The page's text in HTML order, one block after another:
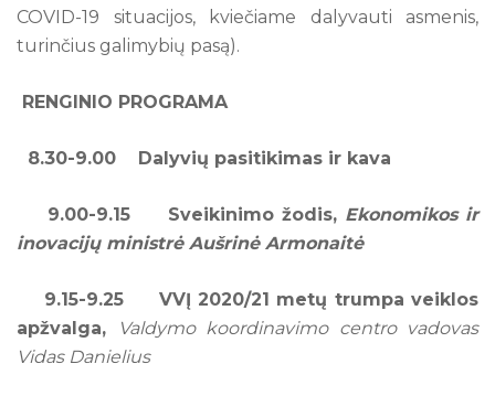
COVID-19 situacijos, kviečiame dalyvauti asmenis,
turinčius galimybių pasą).
RENGINIO PROGRAMA
8.30-9.00 Dalyvių pasitikimas ir kava
9.00-9.15 Sveikinimo žodis, Ekonomikos ir
inovacijų ministrė Aušrinė Armonaitė
9.15-9.25 VVĮ 2020/21 metų trumpa veiklos
apžvalga,
Valdymo koordinavimo centro vadovas
Vidas Danielius